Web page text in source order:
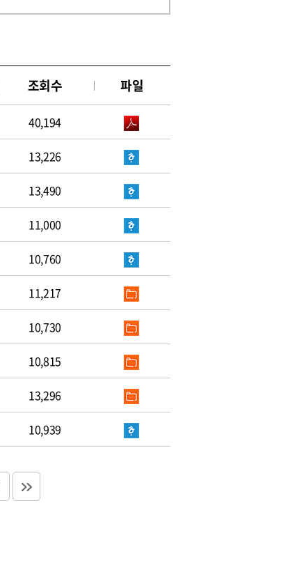
조회수 파일
40,194
13,226
13,490
11,000
10,760
11,217
10,730
10,815
13,296
10,939